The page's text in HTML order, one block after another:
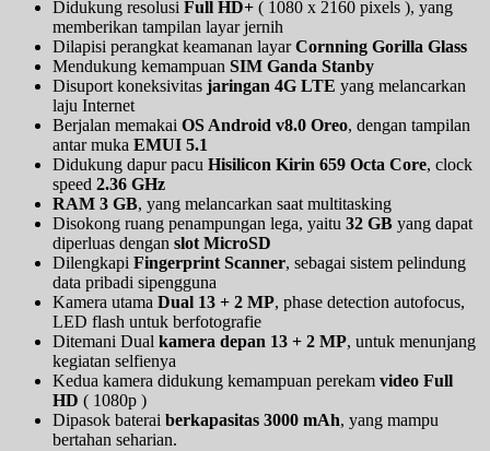
Didukung resolusi Full HD+ ( 1080 x 2160 pixels ), yang
memberikan tampilan layar jernih
Dilapisi perangkat keamanan layarCornning Gorilla Glass
Mendukung kemampuan SIM Ganda Stanby
Disuport koneksivitas jaringan 4G LTE yang melancarkan
laju Internet
Berjalan memakai OS Android v8.0 Oreo, dengan tampilan
antar muka EMUI 5.1
Didukung dapur pacu Hisilicon Kirin 659 Octa Core, clock
speed 2.36 GHz
RAM 3 GB, yang melancarkan saat multitasking
Disokong ruang penampungan lega, yaitu 32 GB yang dapat
diperluas dengan slot MicroSD
Dilengkapi Fingerprint Scanner, sebagai sistem pelindung
data pribadi sipengguna
Kamera utama Dual 13 + 2 MP, phase detection autofocus,
LED flash untuk berfotografie
Ditemani Dual kamera depan 13 + 2 MP, untuk menunjang
kegiatan selfienya
Kedua kamera didukung kemampuan perekam video Full
HD ( 1080p )
Dipasok baterai berkapasitas 3000 mAh, yang mampu
bertahan seharian.